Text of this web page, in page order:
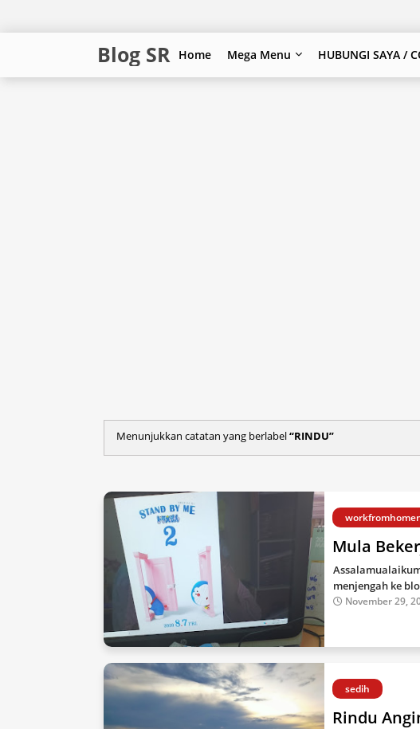
Blog SR Home Mega Menu HUBUNGI SAYA /
Menunjukkan catatan yang berlabel RINDU
Mula
menjengah ke
November 29,
sedih
Rindu